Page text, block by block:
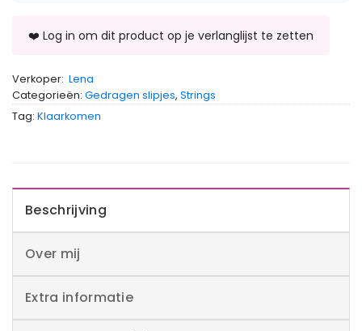
Verkoper: Lena
Categorieën: Gedragen slipjes, Strings
Tag: Klaarkomen
Beschrijving
Over mij
Extra informatie